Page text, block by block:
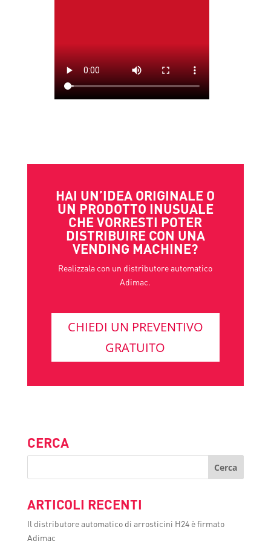
HAI UN’IDEA ORIGINALE O
UN PRODOTTO INUSUALE
CHE VORRESTI POTER
DISTRIBUIRE CON UNA
VENDING MACHINE?
Realizzala con un distributore automatico
Adimac.
CHIEDI UN PREVENTIVO
GRATUITO
CERCA
ARTICOLI RECENTI
Il distributore automatico di arrosticini H24 è firmato
Adimac